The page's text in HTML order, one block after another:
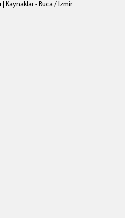
| Kaynaklar - Buca / İzmir